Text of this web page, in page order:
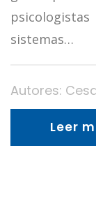
sistemas…
Autores:
Leer